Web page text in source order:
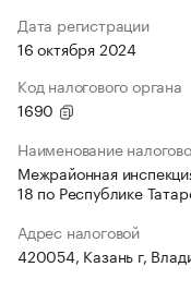
Дата регистрации
16 октября 2024
Код налогового органа
1690
Наименование
Межрайонная
18 по Республике
Адрес налоговой
420054, Казань г,